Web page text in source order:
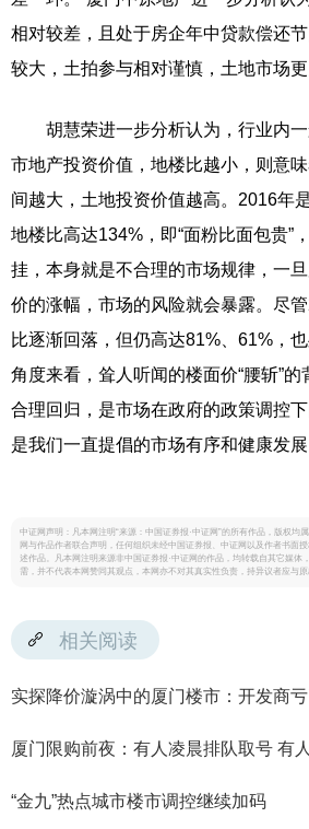
相对较差，且处于房企年中贷款偿还
较大，土拍参与相对谨慎，土地市场更
胡慧荣进一步分析认为，行业内一
市地产投资价值，地楼比越小，则意
间越大，土地投资价值越高。2016年
地楼比高达134%，即“面粉比面包贵”
挂，本身就是不合理的市场规律，一
价的涨幅，市场的风险就会暴露。尽
比逐渐回落，但仍高达81%、61%，
角度来看，耸人听闻的楼面价“腰斩”的
合理回归，是市场在政府的政策调控
是我们一直提倡的市场有序和健康发展
中证网声明：凡本网注明“来源：中国证券报·中证网”的所有作品，版权均
网与作品作者联合声明，任何组织未经中国证券报、中证网以及作者书面
述作品。凡本网注明来源非中国证券报·中证网的作品，均转载自其它媒体
需，并不代表本网赞同其观点，本网亦不对其真实性负责，持异议者应与原
相关阅读
实探降价漩涡中的厦门楼市：开发商
厦门限购前夜：有人凌晨排队取号 有
“金九”热点城市楼市调控继续加码